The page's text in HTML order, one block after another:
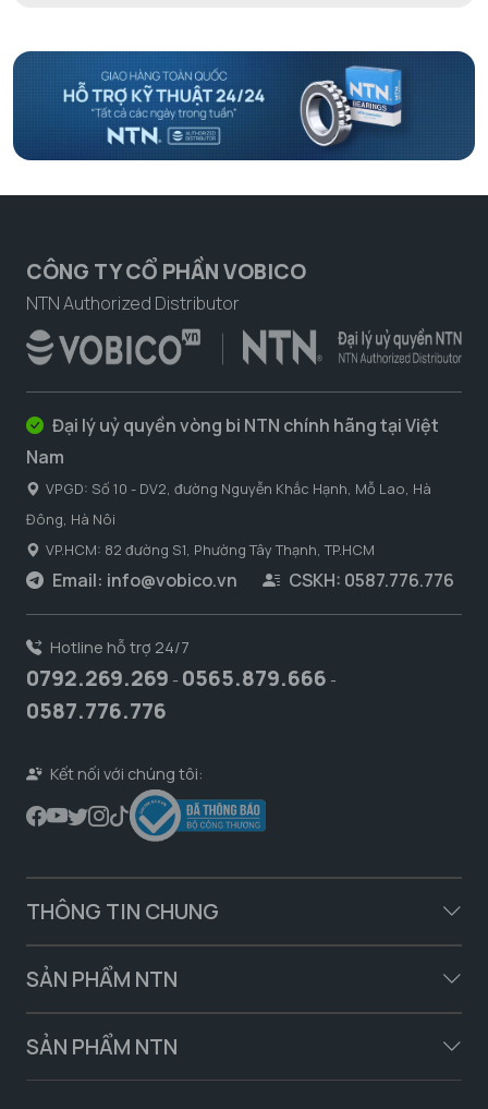
CÔNG TY CỔ PHẦN VOBICO
NTN Authorized Distributor
Đại lý uỷ quyền vòng bi NTN chính hãng tại Việt
Nam
VPGD: Số 10 - DV2, đường Nguyễn Khắc Hạnh, Mỗ Lao, Hà
Đông, Hà Nôi
VP.HCM: 82 đường S1, Phường Tây Thạnh, TP.HCM
Email: info@vobico.vn CSKH: 0587.776.776
Hotline hỗ trợ 24/7
0792.269.269 - 0565.879.666 -
0587.776.776
Kết nối với chúng tôi:
THÔNG TIN CHUNG
SẢN PHẨM NTN
SẢN PHẨM NTN